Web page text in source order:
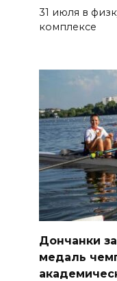
31 июля в
комплексе
Дончанки
медаль